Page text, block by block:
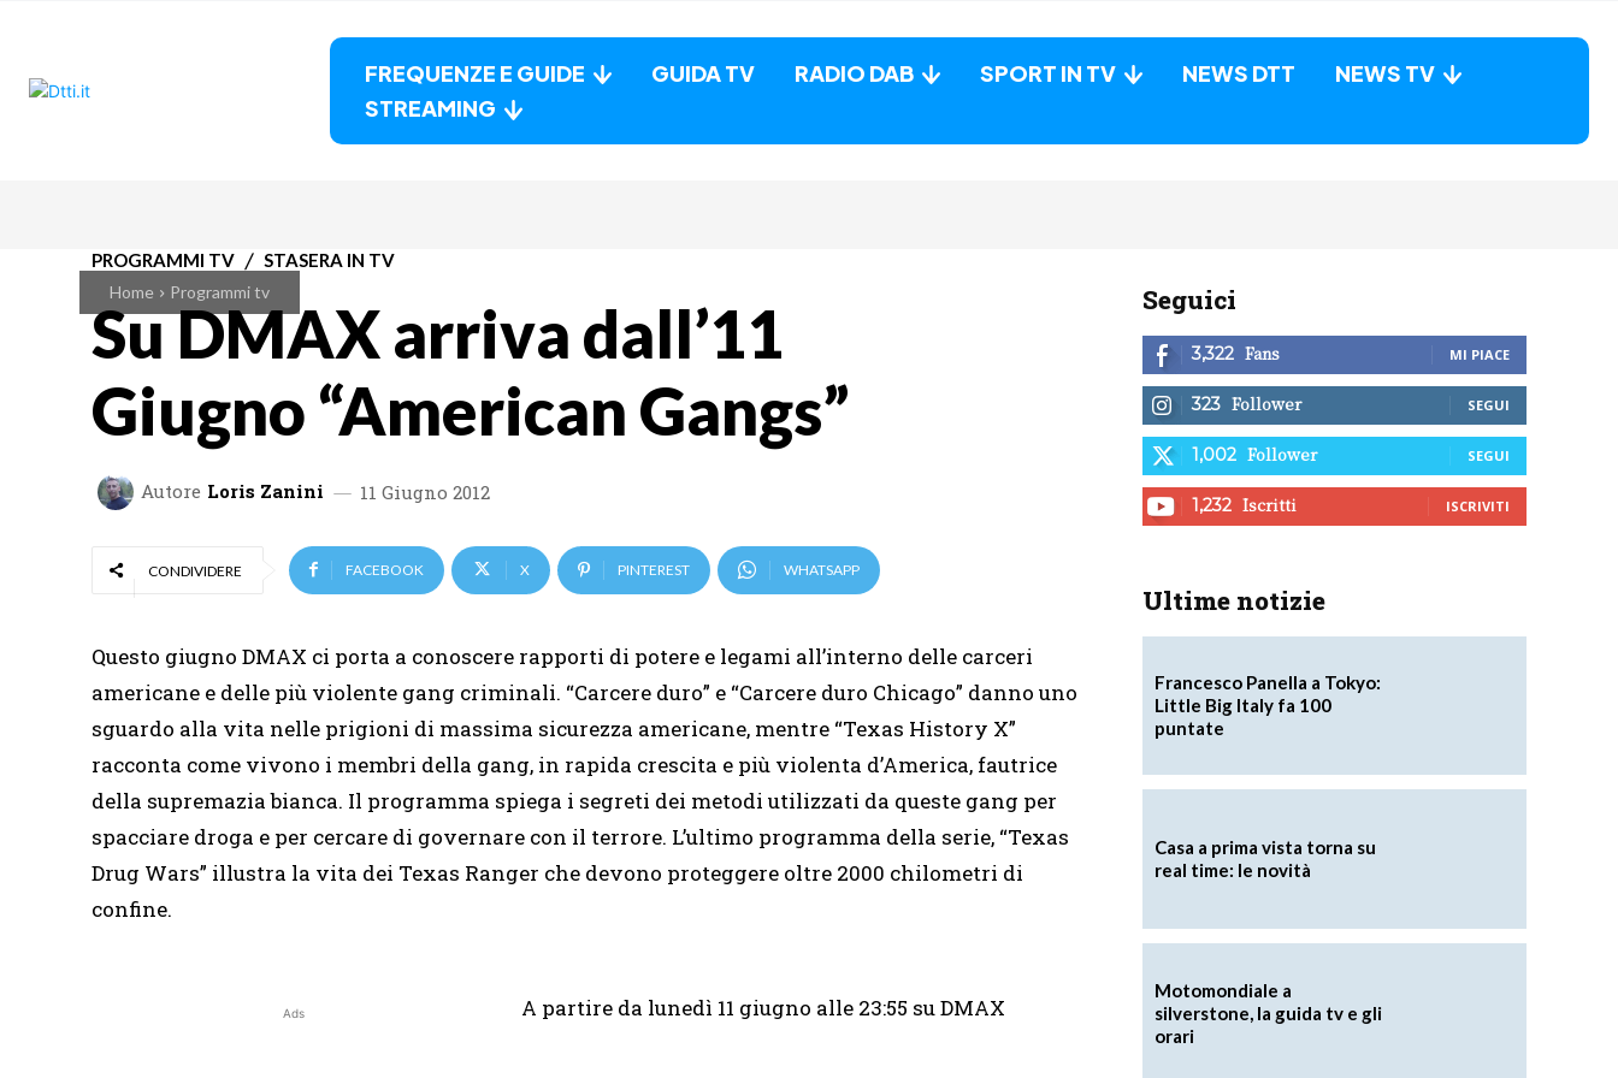
FREQUENZE E GUIDE GUIDA TV RADIO DAB SPORT IN TV NEWS DTT
NEWS TV
STREAMING
Home Programmi tv
PROGRAMMI TV STASERA IN TV
Su DMAX arriva dall’11
Giugno “American Gangs”
Autore Loris Zanini 11 Giugno 2012
CONDIVIDERE FACEBOOK X PINTEREST WHATSAPP
Questo giugno DMAX ci porta a conoscere rapporti di potere e legami all’interno delle carceri
americane e delle più violente gang criminali. “Carcere duro” e “Carcere duro Chicago” danno uno
sguardo alla vita nelle prigioni di massima sicurezza americane, mentre “Texas History X”
racconta come vivono i membri della gang, in rapida crescita e più violenta d’America, fautrice
della supremazia bianca. Il programma spiega i segreti dei metodi utilizzati da queste gang per
spacciare droga e per cercare di governare con il terrore. L’ultimo programma della serie, “Texas
Drug Wars” illustra la vita dei Texas Ranger che devono proteggere oltre 2000 chilometri di
confine.
Ads A partire da lunedì 11 giugno alle 23:55 su DMAX
Seguici
3,322 Fans MI PIACE
323 Follower SEGUI
1,002 Follower SEGUI
1,232 Iscritti ISCRIVITI
Ultime notizie
Francesco Panella a Tokyo:
Little Big Italy fa 100
puntate
Casa a prima vista torna su
real time: le novità
Motomondiale a
silverstone, la guida tv e gli
orari